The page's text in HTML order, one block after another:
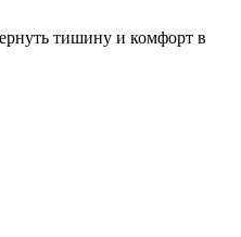
тишину и комфорт в